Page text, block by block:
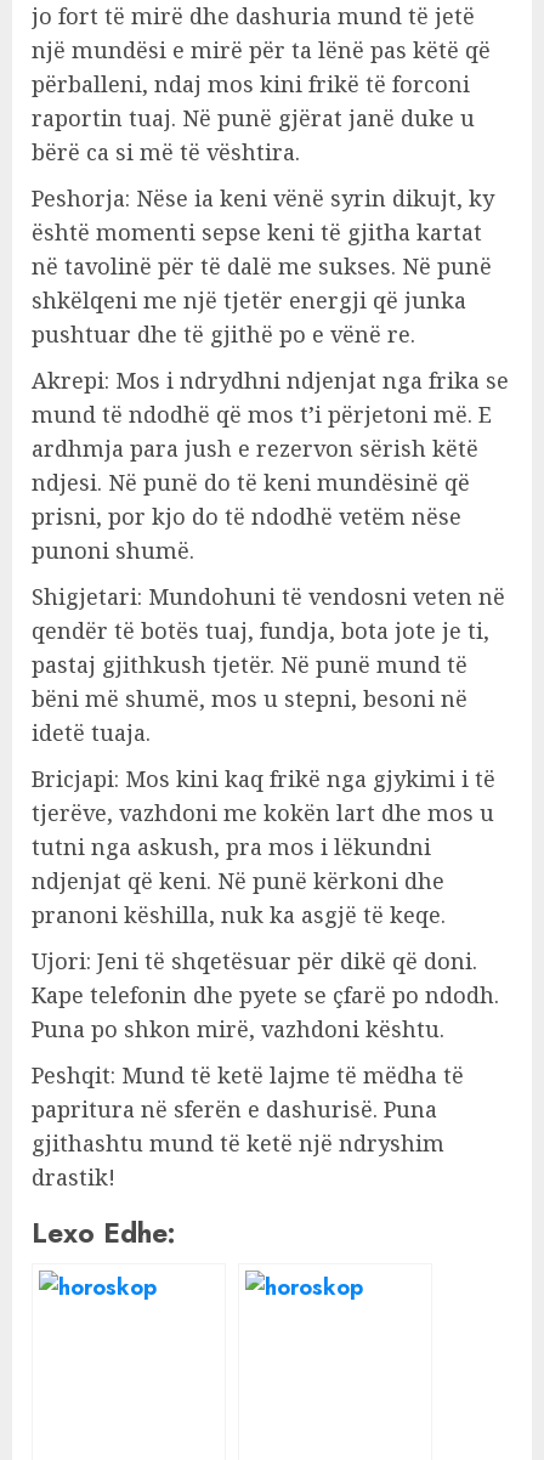
jo fort të mirë dhe dashuria mund të jetë
një mundësi e mirë për ta lënë pas këtë që
përballeni, ndaj mos kini frikë të forconi
raportin tuaj. Në punë gjërat janë duke u
bërë ca si më të vështira.
Peshorja: Nëse ia keni vënë syrin dikujt, ky
është momenti sepse keni të gjitha kartat
në tavolinë për të dalë me sukses. Në punë
shkëlqeni me një tjetër energji që junka
pushtuar dhe të gjithë po e vënë re.
Akrepi: Mos i ndrydhni ndjenjat nga frika se
mund të ndodhë që mos t’i përjetoni më. E
ardhmja para jush e rezervon sërish këtë
ndjesi. Në punë do të keni mundësinë që
prisni, por kjo do të ndodhë vetëm nëse
punoni shumë.
Shigjetari: Mundohuni të vendosni veten në
qendër të botës tuaj, fundja, bota jote je ti,
pastaj gjithkush tjetër. Në punë mund të
bëni më shumë, mos u stepni, besoni në
idetë tuaja.
Bricjapi: Mos kini kaq frikë nga gjykimi i të
tjerëve, vazhdoni me kokën lart dhe mos u
tutni nga askush, pra mos i lëkundni
ndjenjat që keni. Në punë kërkoni dhe
pranoni këshilla, nuk ka asgjë të keqe.
Ujori: Jeni të shqetësuar për dikë që doni.
Kape telefonin dhe pyete se çfarë po ndodh.
Puna po shkon mirë, vazhdoni kështu.
Peshqit: Mund të ketë lajme të mëdha të
papritura në sferën e dashurisë. Puna
gjithashtu mund të ketë një ndryshim
drastik!
Lexo Edhe: